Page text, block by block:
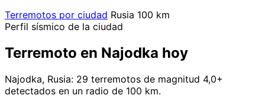
Terremotos por ciudad Rusia 100 km
Perfil sísmico de la ciudad
Terremoto en Najodka hoy
Najodka, Rusia: 29 terremotos de magnitud 4,0+
detectados en un radio de 100 km.